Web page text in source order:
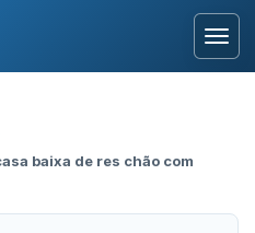
baixa de res chão com